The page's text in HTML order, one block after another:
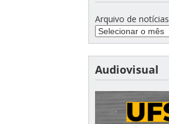
Arquivo de notícias
Audiovisual